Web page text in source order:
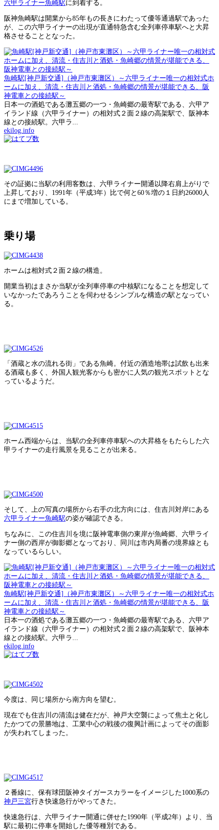
六甲ライナー魚崎駅に到着する。
阪神魚崎駅は開業から85年もの長きにわたって優等通過駅であった
が、この六甲ライナーの出現が直通特急含む全列車停車駅へと大昇
格させることとなった。
魚崎駅[神戸新交通]（神戸市東灘区）～六甲ライナー唯一の相対式ホ
ームに加え、清流・住吉川と酒処・魚崎郷の情景が堪能できる、阪
神電車との接続駅～
日本一の酒処である灘五郷の一つ・魚崎郷の最寄駅である、六甲ア
イランド線（六甲ライナー）の相対式２面２線の高架駅で、阪神本
線との接続駅。六甲ラ...
ekilog.info
その証拠に当駅の利用客数は、六甲ライナー開通以降右肩上がりで
上昇しており、1991年（平成3年）比で何と60％増の１日約26000人
にまで増加している。
乗り場
ホームは相対式２面２線の構造。
開業当初はまさか当駅が全列車停車の中核駅になることを想定して
いなかったであろうことを伺わせるシンプルな構造の駅となってい
る。
「酒蔵と水の流れる街」である魚崎。付近の酒造地帯は試飲も出来
る酒蔵も多く、外国人観光客からも密かに人気の観光スポットとな
っているようだ。
ホーム西端からは、当駅の全列車停車駅への大昇格をもたらした六
甲ライナーの走行風景を見ることが出来る。
そして、上の写真の場所から右手の北方向には、住吉川対岸にある
六甲ライナー魚崎駅の姿が確認できる。
ちなみに、この住吉川を境に阪神電車側の東岸が魚崎郷、六甲ライ
ナー側の西岸が御影郷となっており、同川は市内局番の境界線とも
なっているらしい。
魚崎駅[神戸新交通]（神戸市東灘区）～六甲ライナー唯一の相対式ホ
ームに加え、清流・住吉川と酒処・魚崎郷の情景が堪能できる、阪
神電車との接続駅～
日本一の酒処である灘五郷の一つ・魚崎郷の最寄駅である、六甲ア
イランド線（六甲ライナー）の相対式２面２線の高架駅で、阪神本
線との接続駅。六甲ラ...
ekilog.info
今度は、同じ場所から南方向を望む。
現在でも住吉川の清流は健在だが、神戸大空襲によって焦土と化し
たかつての景勝地は、工業中心の戦後の復興計画によってその面影
が失われてしまった。
２番線に、保有球団阪神タイガースカラーをイメージした1000系の
神戸三宮行き快速急行がやってきた。
快速急行は、六甲ライナー開通に併せた1990年（平成2年）より、当
駅に最初に停車を開始した優等種別である。